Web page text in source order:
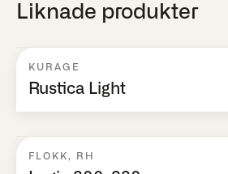
Liknade produkter
KURAGE
Rustica Light
FLOKK, RH